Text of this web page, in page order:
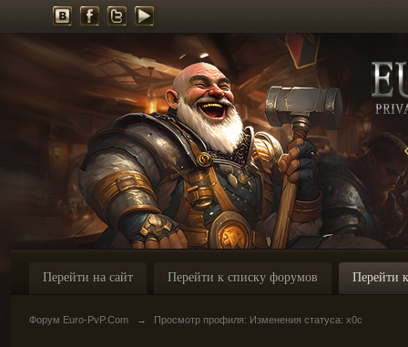
Перейти на сайт Перейти к списку форумов Перейти
Форум Euro-PvP.Com → Просмотр профиля: Изменения статуса: x0c